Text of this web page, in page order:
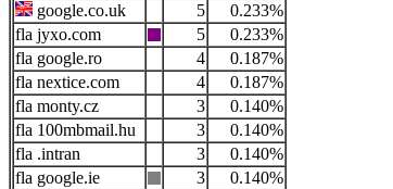
google.co.uk
5
0.233%
jyxo.com
5
0.233%
google.ro
4
0.187%
nextice.com
4
0.187%
monty.cz
3
0.140%
100mbmail.hu
3
0.140%
.intran
3
0.140%
google.ie
3
0.140%